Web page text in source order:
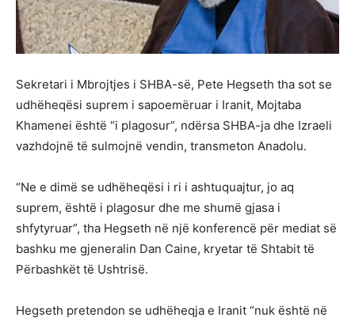
Sekretari i Mbrojtjes i SHBA-së, Pete Hegseth tha sot se
udhëheqësi suprem i sapoemëruar i Iranit, Mojtaba
Khamenei është “i plagosur”, ndërsa SHBA-ja dhe Izraeli
vazhdojnë të sulmojnë vendin, transmeton Anadolu.
“Ne e dimë se udhëheqësi i ri i ashtuquajtur, jo aq
suprem, është i plagosur dhe me shumë gjasa i
shfytyruar”, tha Hegseth në një konferencë për mediat së
bashku me gjeneralin Dan Caine, kryetar të Shtabit të
Përbashkët të Ushtrisë.
Hegseth pretendon se udhëheqja e Iranit “nuk është në